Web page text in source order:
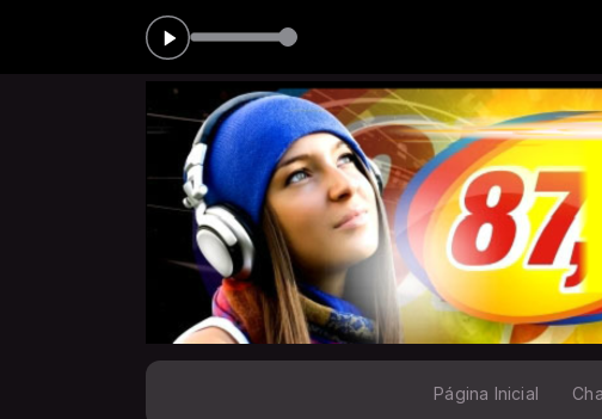
BALANÇA
Página Inicial